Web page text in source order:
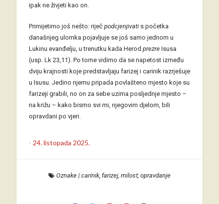
ipak ne živjeti kao on.
Primijetimo još nešto: riječ podcjenjivatis početka
današnjeg ulomka pojavljuje se još samo jednom u
Lukinu evanđelju, u trenutku kada Herod prezreIsusa
(usp. Lk 23,11). Po tome vidimo da se napetost između
dviju krajnosti koje predstavljaju farizej i carinik razrješuje
u Isusu. Jedino njemu pripada povlašteno mjesto koje su
farizeji grabili, no on za sebe uzima posljednje mjesto –
na križu – kako bismo svi mi, njegovim djelom, bili
opravdani po vjeri.
- 24. listopada 2025.
Oznake| carinik, farizej, milost, opravdanje